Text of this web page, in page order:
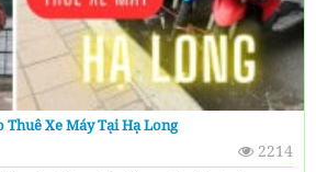
Thuê Xe Máy Tại Hạ Long
2214